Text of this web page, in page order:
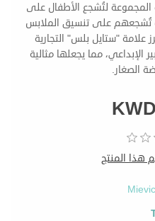
لتُشجع الأطفال على
تُشجعهم على تنسيق الملابس
علامة "ستايل بلس" التجارية
مما يجعلها مثالية
المنتج